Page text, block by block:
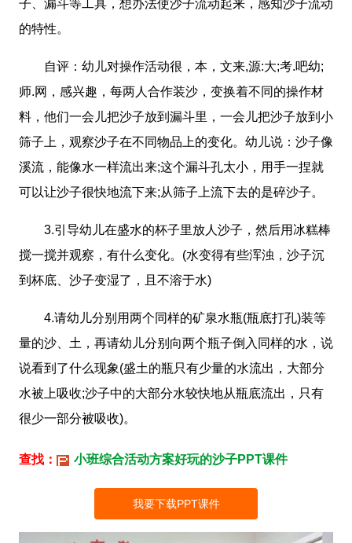
子、漏斗等工具，想办法使沙子流动起来，感知沙子流动
的特性。
自评：幼儿对操作活动很，本，文来,源:大;考.吧幼;
师.网，感兴趣，每两人合作装沙，变换着不同的操作材
料，他们一会儿把沙子放到漏斗里，一会儿把沙子放到小
筛子上，观察沙子在不同物品上的变化。幼儿说：沙子像
溪流，能像水一样流出来;这个漏斗孔太小，用手一捏就
可以让沙子很快地流下来;从筛子上流下去的是碎沙子。
3.引导幼儿在盛水的杯子里放人沙子，然后用冰糕棒
搅一搅并观察，有什么变化。(水变得有些浑浊，沙子沉
到杯底、沙子变湿了，且不溶于水)
4.请幼儿分别用两个同样的矿泉水瓶(瓶底打孔)装等
量的沙、土，再请幼儿分别向两个瓶子倒入同样的水，说
说看到了什么现象(盛土的瓶只有少量的水流出，大部分
水被上吸收;沙子中的大部分水较快地从瓶底流出，只有
很少一部分被吸收)。
查找： 小班综合活动方案好玩的沙子PPT课件
我要下载PPT课件